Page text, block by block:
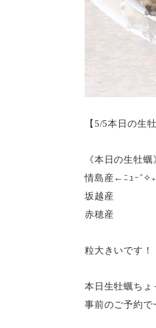
【5/5本日の生
《本日の生牡蠣
情島産←ﾆｭｰ˚✧₊
坂越産
赤穂産
粒大きいです！
本日生牡蠣ちょ
事前のご予約で